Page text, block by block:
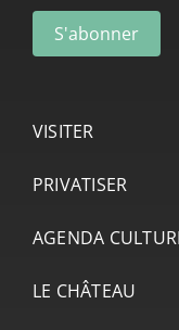
VISITER
PRIVATISER
AGENDA
LE CHÂTEAU